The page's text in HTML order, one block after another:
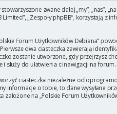
zwane dalej „my”, „nas”,
„Zespoły phpBB”, korzystają
Forum Użytkowników Debiana”
dwa ciasteczka zawierają
zostanie utworzone, gdy przejrzysz
służy do ułatwienia ci nawigacji na forum.
ciasteczka niezależne od
o tobie, to dane wysyłane
na „Polskie Forum